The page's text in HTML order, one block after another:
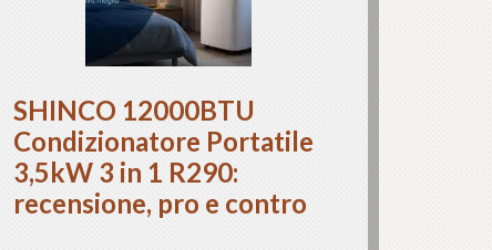
SHINCO 12000BTU
Condizionatore Portatile
3,5kW 3 in 1 R290:
recensione, pro e contro